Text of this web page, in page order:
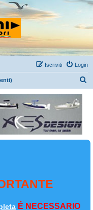
Login
Iscriviti
É NECESSARIO